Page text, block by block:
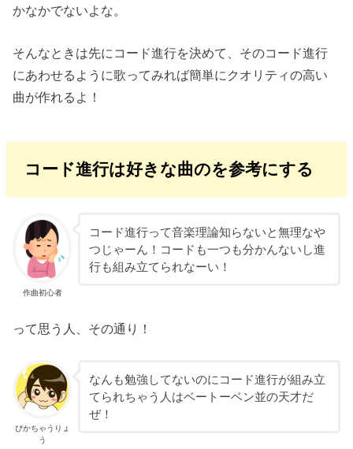
かなかでないよな。
そんなときは先にコード進行を決めて、そのコード進行
にあわせるように歌ってみれば簡単にクオリティの高い
曲が作れるよ！
コード進行は好きな曲のを参考にする
作曲初心者
コード進行って音楽理論知らないと無理なや
つじゃーん！コードも一つも分かんないし進
行も組み立てられなーい！
って思う人、その通り！
ぴかちゃうりょ
う
なんも勉強してないのにコード進行が組み立
てられちゃう人はベートーベン並の天才だ
ぜ！